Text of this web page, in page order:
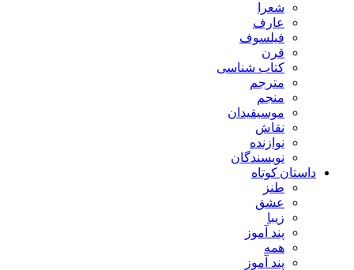
شعرا
عارف
فیلسوف
قرن
کتاب شناسی
مترجم
منجم
موسیقیدان
نقاش
نوازنده
نویسندگان
داستان کوتاه
طنز
عشق
زیبا
پند آموز
همه
پند آموز